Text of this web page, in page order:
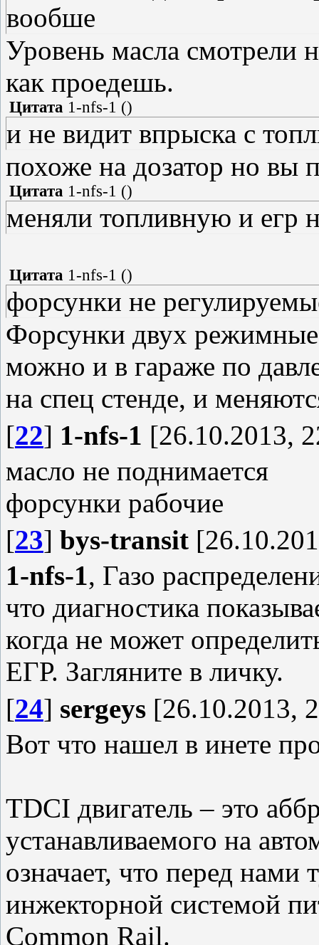
вообше
Уровень масла смотрели
как проедешь.
Цитата 1-nfs-1 ()
и не видит впрыска с
похоже на дозатор но вы
Цитата 1-nfs-1 ()
меняли топливную и егр
Цитата 1-nfs-1 ()
форсунки не
Форсунки двух
можно и в гараже по
на спец стенде, и
[22] 1-nfs-1 [26.10.2013,
масло не поднимается
форсунки рабочие
[23] bys-transit
1-nfs-1, Газо
что диагностика
когда не может
ЕГР. Загляните в личку.
[24] sergeys [26.10.2013,
Вот что нашел в инете
TDCI двигатель – это
устанавливаемого на
означает, что перед нами
инжекторной системой
Common Rail.